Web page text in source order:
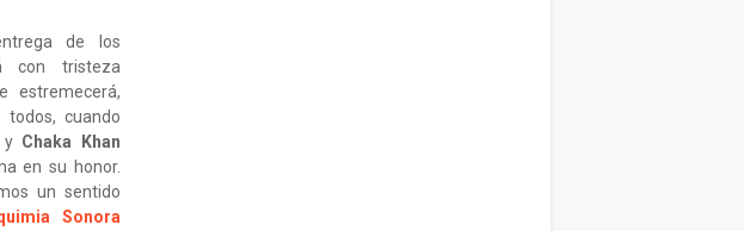
de los
con tristeza
estremecerá,
cuando
y Chaka Khan
en su honor.
un sentido
Sonora